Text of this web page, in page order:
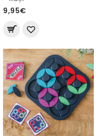
9,95€